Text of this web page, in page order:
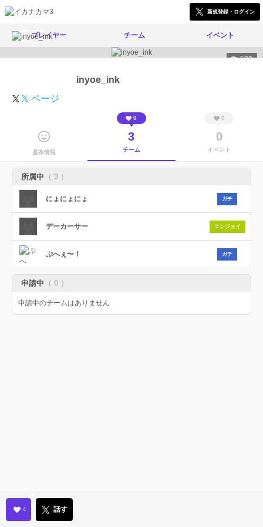
新規登録・ログイン
プレイヤー チーム イベント
500
inyoe_ink
𝕏 ページ
基本情報
0
3
チーム
0
0
イベント
所属中 （ 3 ）
にょにょにょ ガチ
デーカーサー エンジョイ
ぷへぇ〜！ ガチ
申請中 （ 0 ）
申請中のチームはありません
4 話す